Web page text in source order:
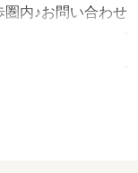
内♪お問い合わせ
しなら良和ハウ
の情報に詳しい
合わせでのご案